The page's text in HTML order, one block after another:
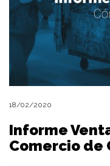
18/02/2020
Informe
Comercio de